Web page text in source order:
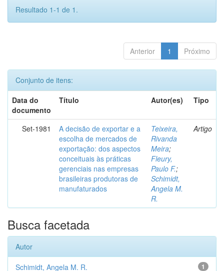
Resultado 1-1 de 1.
Anterior 1 Próximo
Conjunto de itens:
Data do
documento
Título Autor(es) Tipo
Set-1981
A decisão de exportar e a
escolha de mercados de
exportação: dos aspectos
conceituais às práticas
gerenciais nas empresas
brasileiras produtoras de
manufaturados
Teixeira,
Rivanda
Meira;
Fleury,
Paulo F.;
Schimidt,
Angela M.
R.
Artigo
Busca facetada
Autor
1
Schimidt, Angela M. R.